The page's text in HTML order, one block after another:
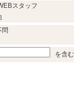
スタッフ
問
を含む